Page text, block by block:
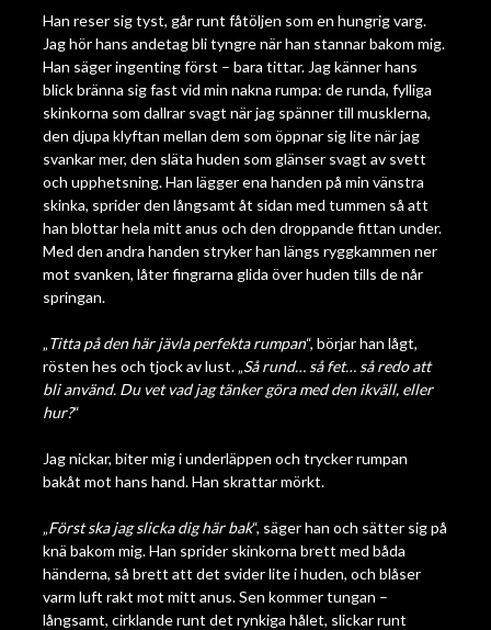
Han reser sig tyst, går runt fåtöljen som en hungrig varg.
Jag hör hans andetag bli tyngre när han stannar bakom mig.
Han säger ingenting först – bara tittar. Jag känner hans
blick bränna sig fast vid min nakna rumpa: de runda, fylliga
skinkorna som dallrar svagt när jag spänner till musklerna,
den djupa klyftan mellan dem som öppnar sig lite när jag
svankar mer, den släta huden som glänser svagt av svett
och upphetsning. Han lägger ena handen på min vänstra
skinka, sprider den långsamt åt sidan med tummen så att
han blottar hela mitt anus och den droppande fittan under.
Med den andra handen stryker han längs ryggkammen ner
mot svanken, låter fingrarna glida över huden tills de når
springan.
„Titta på den här jävla perfekta rumpan“, börjar han lågt,
rösten hes och tjock av lust. „Så rund… så fet… så redo att
bli använd. Du vet vad jag tänker göra med den ikväll, eller
hur?“
Jag nickar, biter mig i underläppen och trycker rumpan
bakåt mot hans hand. Han skrattar mörkt.
„Först ska jag slicka dig här bak“, säger han och sätter sig på
knä bakom mig. Han sprider skinkorna brett med båda
händerna, så brett att det svider lite i huden, och blåser
varm luft rakt mot mitt anus. Sen kommer tungan –
långsamt, cirklande runt det rynkiga hålet, slickar runt